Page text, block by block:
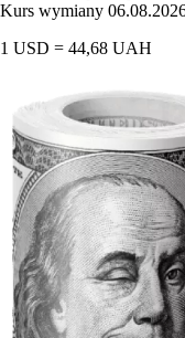
Kurs wymiany
1 USD = 44,68 UAH